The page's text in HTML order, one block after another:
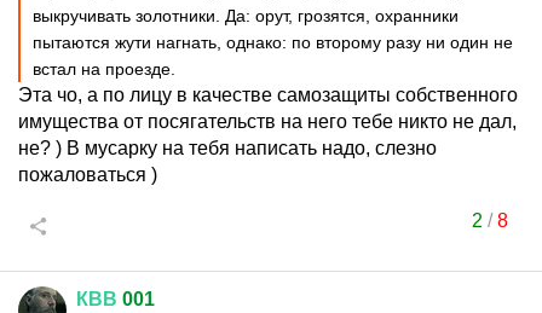
выкручивать золотники. Да: орут, грозятся, охранники
пытаются жути нагнать, однако: по второму разу ни один не
встал на проезде.
Эта чо, а по лицу в качестве самозащиты собственного
имущества от посягательств на него тебе никто не дал,
не? ) В мусарку на тебя написать надо, слезно
пожаловаться )
2 /8
КВВ 001